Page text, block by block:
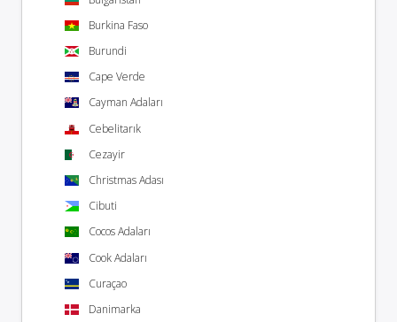
Burkina Faso
Burundi
Cape Verde
Cayman Adaları
Cebelitarık
Cezayir
Christmas Adası
Cibuti
Cocos Adaları
Cook Adaları
Curaçao
Danimarka